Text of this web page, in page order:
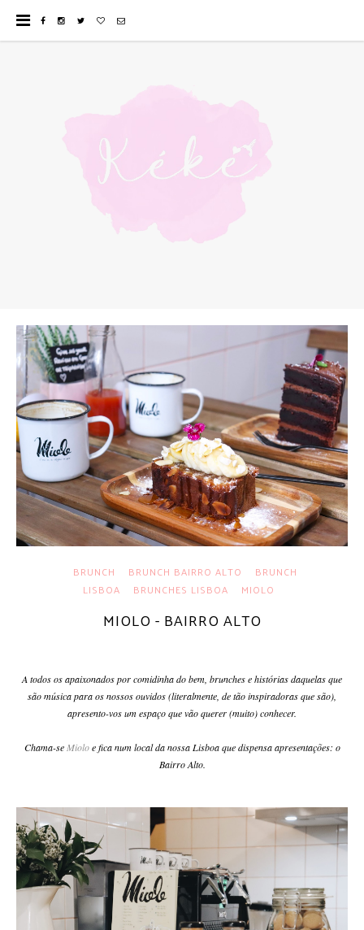
BRUNCH BRUNCH BAIRRO ALTO
BRUNCH
LISBOA
BRUNCHES LISBOA MIOLO
MIOLO - BAIRRO ALTO
A todos os apaixonados por comidinha do bem, brunches e histórias daquelas que
são música para os nossos ouvidos (literalmente, de tão inspiradoras que são),
apresento-vos um espaço que vão querer (muito) conhecer.
Chama-seMioloe fica num local da nossa Lisboa que dispensa apresentações: o
Bairro Alto.